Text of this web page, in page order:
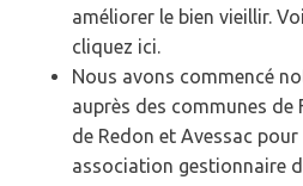
améliorer le bien vieillir.
cliquez ici.
Nous avons commencé
auprès des communes de
de Redon et Avessac
association gestionnaire